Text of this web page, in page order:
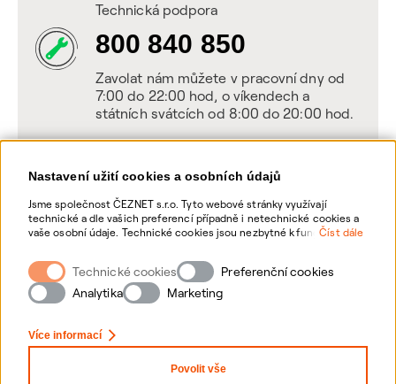
Nastavení užití cookies a osobních údajů
Jsme společnost ČEZNET s.r.o. Tyto webové stránky využívají
technické a dle vašich preferencí případně i netechnické cookies a
vaše osobní údaje. Technické cookies jsou nezbytné k fungování
webové stránky vašim preferencím, k personalizaci reklam a
analytice. Pro sběr a zpracování netechnických cookies a vašich
osobních údajů, nám můžete udělit souhlas. Bližší informace o
vašich právech, zpracování osobních údajů, včetně možnosti
Číst dále
Technické cookies
Preferenční cookies
Analytika
Marketing
Více informací
Povolit vše
Technická podpora
800 840 850
Zavolat nám můžete v pracovní dny od
7:00 do 22:00 hod, o víkendech a
státních svátcích od 8:00 do 20:00 hod.
Napište nám
POSLAT VZKAZ
Zanechte nám vzkaz online, my se vám
ozveme zpět